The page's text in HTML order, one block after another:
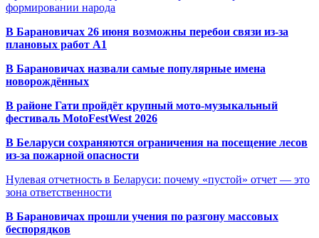
формировании народа
В Барановичах 26 июня возможны перебои связи из-за
плановых работ A1
В Барановичах назвали самые популярные имена
новорождённых
В районе Гати пройдёт крупный мото-музыкальный
фестиваль MotoFestWest 2026
В Беларуси сохраняются ограничения на посещение лесов
из-за пожарной опасности
Нулевая отчетность в Беларуси: почему «пустой» отчет — это
зона ответственности
В Барановичах прошли учения по разгону массовых
беспорядков